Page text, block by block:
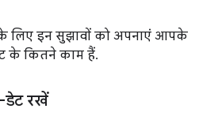
लिए इन सुझावों को अपनाएं आपके
के कितने काम हैं.
डेट रखें